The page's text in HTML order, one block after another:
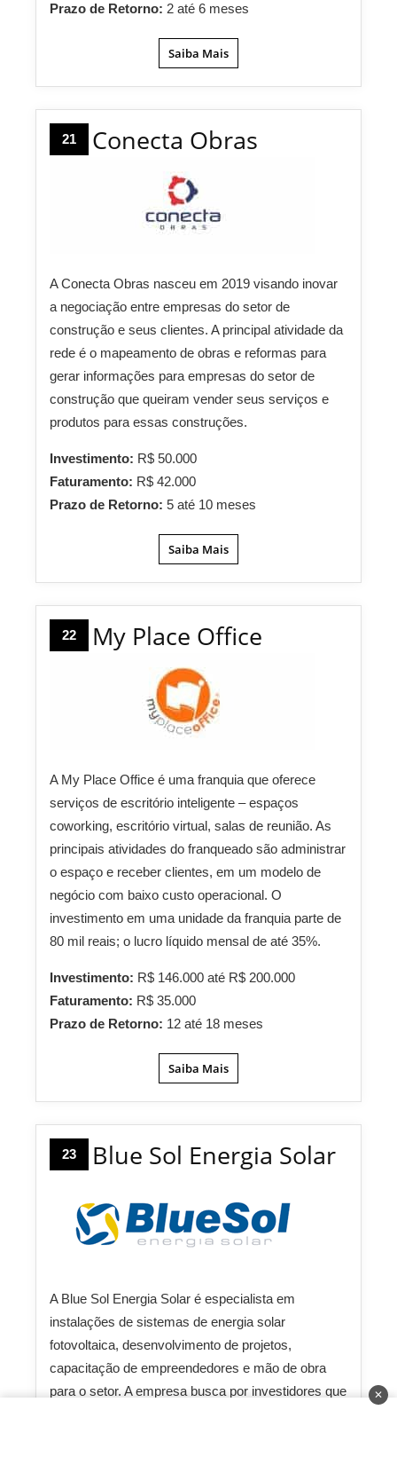
Prazo de Retorno: 2 até 6 meses
Saiba Mais
21 Conecta Obras
A Conecta Obras nasceu em 2019 visando inovar
a negociação entre empresas do setor de
construção e seus clientes. A principal atividade da
rede é o mapeamento de obras e reformas para
gerar informações para empresas do setor de
construção que queiram vender seus serviços e
produtos para essas construções.
Investimento: R$ 50.000
Faturamento: R$ 42.000
Prazo de Retorno: 5 até 10 meses
Saiba Mais
22 My Place Office
A My Place Office é uma franquia que oferece
serviços de escritório inteligente – espaços
coworking, escritório virtual, salas de reunião. As
principais atividades do franqueado são administrar
o espaço e receber clientes, em um modelo de
negócio com baixo custo operacional. O
investimento em uma unidade da franquia parte de
80 mil reais; o lucro líquido mensal de até 35%.
Investimento: R$ 146.000 até R$ 200.000
Faturamento: R$ 35.000
Prazo de Retorno: 12 até 18 meses
Saiba Mais
23 Blue Sol Energia Solar
A Blue Sol Energia Solar é especialista em
instalações de sistemas de energia solar
fotovoltaica, desenvolvimento de projetos,
capacitação de empreendedores e mão de obra
para o setor. A empresa busca por investidores que
✕